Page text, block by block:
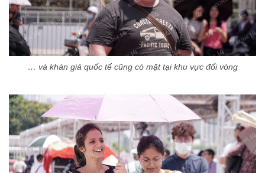
… và khán giả quốc tế cũng có mặt tại khu vực đổi vòng